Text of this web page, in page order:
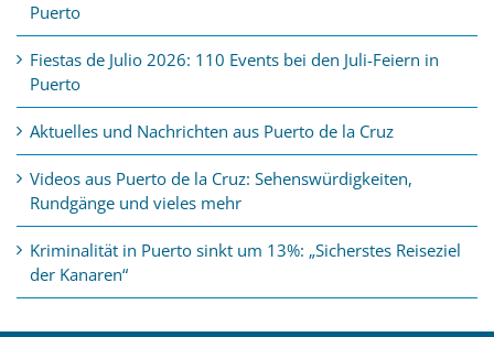
Puerto
Fiestas de Julio 2026: 110 Events bei den Juli-Feiern in
Puerto
Aktuelles und Nachrichten aus Puerto de la Cruz
Videos aus Puerto de la Cruz: Sehenswürdigkeiten,
Rundgänge und vieles mehr
Kriminalität in Puerto sinkt um 13%: „Sicherstes Reiseziel
der Kanaren“